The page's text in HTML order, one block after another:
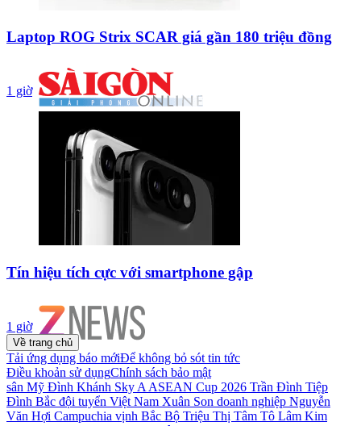
Laptop ROG Strix SCAR giá gần 180 triệu đồng
1 giờ
Tín hiệu tích cực với smartphone gập
1 giờ
Về trang chủ
Tải ứng dụng báo mớiĐể không bỏ sót tin tức
Điều khoản sử dụngChính sách bảo mật
sân Mỹ Đình Khánh Sky A ASEAN Cup 2026 Trần Đình Tiệp
Đình Bắc đội tuyển Việt Nam Xuân Son doanh nghiệp Nguyễn
Văn Hợi Campuchia vịnh Bắc Bộ Triệu Thị Tâm Tô Lâm Kim